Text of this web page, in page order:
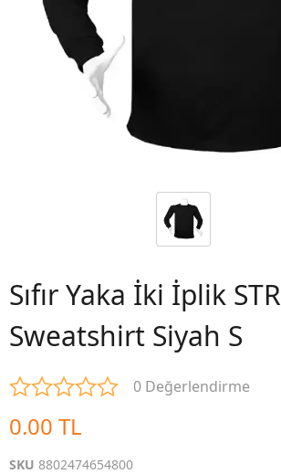
Sıfır Yaka İki İplik STR
Sweatshirt Siyah S
0 Değerlendirme
0.00 TL
SKU 8802474654800